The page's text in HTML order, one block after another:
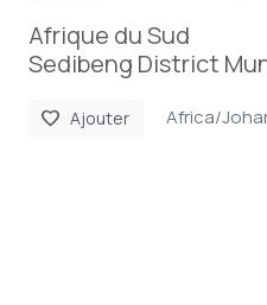
Afrique du Sud
Sedibeng District
favorite Ajouter Africa/